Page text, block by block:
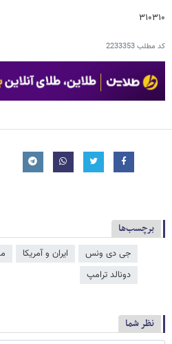
۳۱۰۳۱۰
کد مطلب2233353
برچسب‌ها
جی دی ونس ایران و آمریکا
دونالد ترامپ
نظر شما